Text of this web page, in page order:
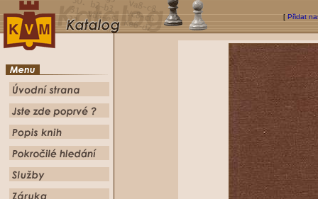
[ Přidat